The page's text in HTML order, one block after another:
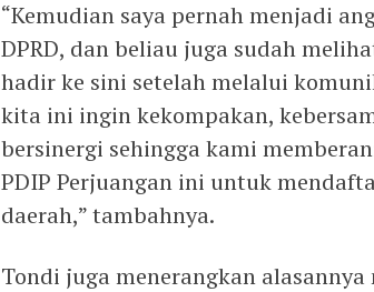
“Kemudian saya pernah menjadi
DPRD, dan beliau juga sudah
hadir ke sini setelah melalui
kita ini ingin kekompakan,
bersinergi sehingga kami
PDIP Perjuangan ini untuk
daerah,” tambahnya.
Tondi juga menerangkan